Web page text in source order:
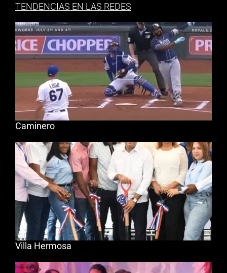
TENDENCIAS EN LAS REDES
Caminero
Villa Hermosa